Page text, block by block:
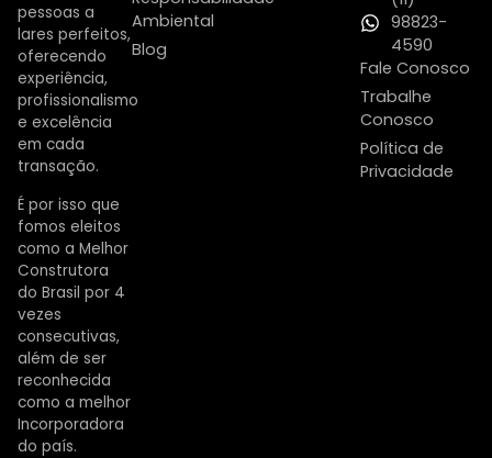
pessoas a
lares perfeitos,
oferecendo
experiência,
profissionalismo
e excelência
em cada
transação.
É por isso que
fomos eleitos
como a Melhor
Construtora
do Brasil por 4
vezes
consecutivas,
além de ser
reconhecida
como a melhor
Incorporadora
do país.
Ambiental
Blog
98823-
4590
Fale Conosco
Trabalhe
Conosco
Política de
Privacidade